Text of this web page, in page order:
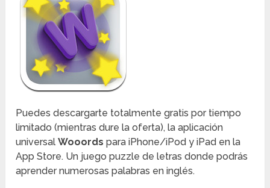
Puedes descargarte totalmente gratis por tiempo
limitado (mientras dure la oferta), la aplicación
universalWooords para iPhone/iPod y iPad en la
App Store. Un juego puzzle de letras donde podrás
aprender numerosas palabras en inglés.